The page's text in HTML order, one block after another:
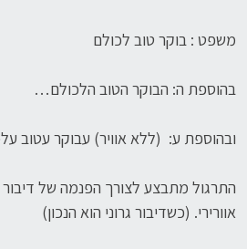
משפט : בוקר טוב לכולם
בהוספת ה: הבוקר הטוב הלכולם…
ובהוספת ע: (ללא אוויר) עבוקר עטוב
התרגול מתבצע לצורך הפנמה של דיבור
אוורירי. (כשדיבור גרוני הוא הנכון)